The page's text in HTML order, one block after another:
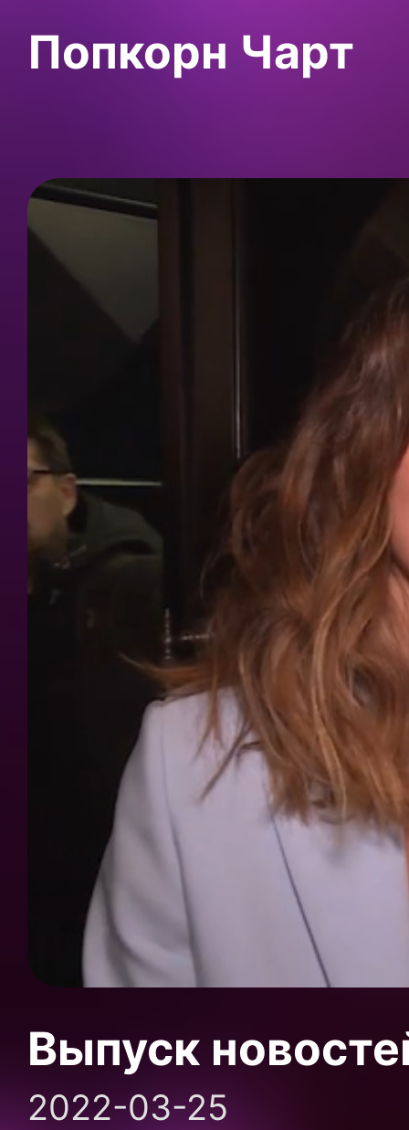
Попкорн Чарт
Выпуск
2022-03-25